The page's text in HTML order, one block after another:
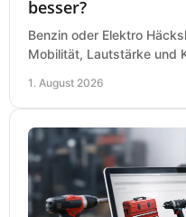
besser?
Benzin oder Elektro
Mobilität, Lautstärke und
1. August 2026